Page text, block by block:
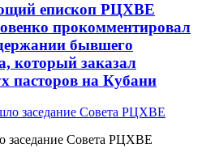
епископ РЦХВЕ
прокомментировал
бывшего
который заказал
пасторов на Кубани
заседание Совета РЦХВЕ